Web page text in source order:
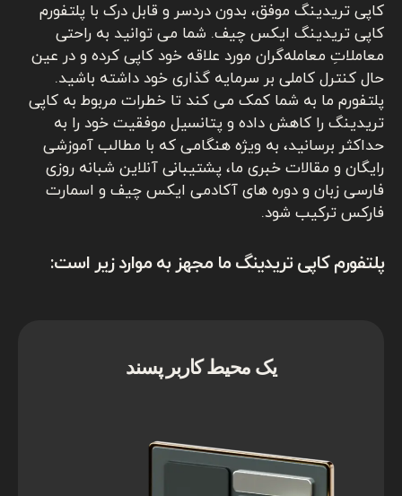
کاپی تریدینگ موفق، بدون دردسر و قابل درک با پلتفورم
کاپی تریدینگ ایکس چیف. شما می توانید به راحتی
معاملاتِ معامله‌گران مورد علاقه خود کاپی کرده و در عین
حال کنترل کاملی بر سرمایه گذاری خود داشته باشید.
پلتفورم ما به شما کمک می کند تا خطرات مربوط به کاپی
تریدینگ را کاهش داده و پتانسیل موفقیت خود را به
حداکثر برسانید، به ویژه هنگامی که با مطالب آموزشی
رایگان و مقالات خبری ما، پشتیبانی آنلاین شبانه روزی
فارسی زبان و دوره های آکادمی ایکس چیف و اسمارت
فارکس ترکیب شود.
پلتفورم کاپی تریدینگ ما مجهز به موارد زیر است:
یک محیط کاربر پسند